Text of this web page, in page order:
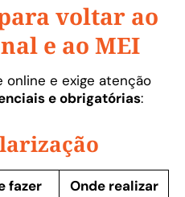
voltar ao
e ao MEI
e exige atenção
e obrigatórias:
fazer Onde realizar